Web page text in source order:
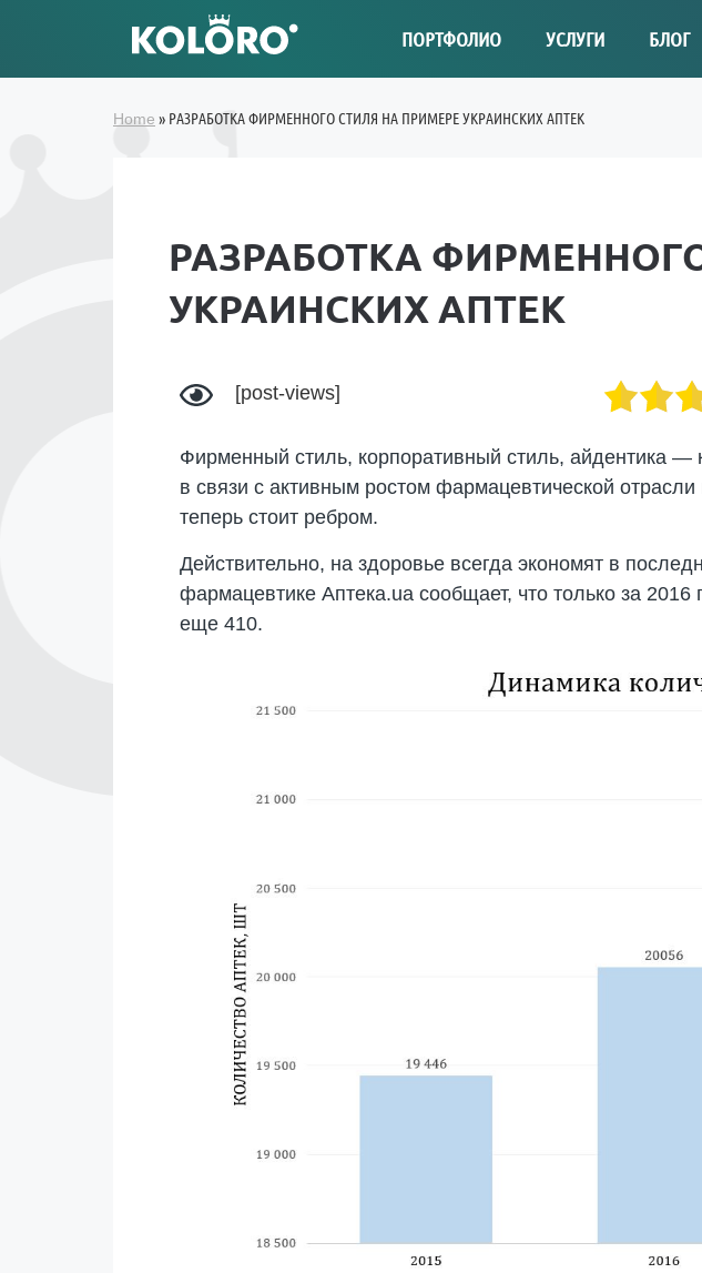
ПОРТФОЛИО УСЛУГИ БЛОГ
Home » РАЗРАБОТКА ФИРМЕННОГО СТИЛЯ НА ПРИМЕРЕ УКРАИНСКИХ АПТЕК
РАЗРАБОТКА
УКРАИНСКИХ АПТЕК
[post-views]
Фирменный стиль, корпоративный стиль, айдентика
в связи с активным ростом фармацевтической
теперь стоит ребром.
Действительно, на здоровье всегда экономят в
фармацевтике Аптека.ua сообщает, что только за
еще 410.